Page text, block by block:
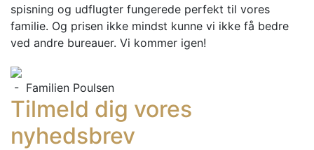
spisning og udflugter fungerede perfekt til vores
familie. Og prisen ikke mindst kunne vi ikke få bedre
ved andre bureauer. Vi kommer igen!
- Familien Poulsen
Tilmeld dig vores
nyhedsbrev